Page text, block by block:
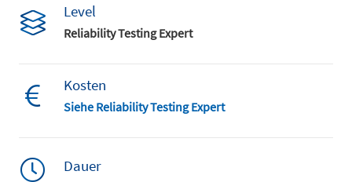
Level
Reliability Testing Expert
Kosten
Siehe Reliability Testing Expert
Dauer